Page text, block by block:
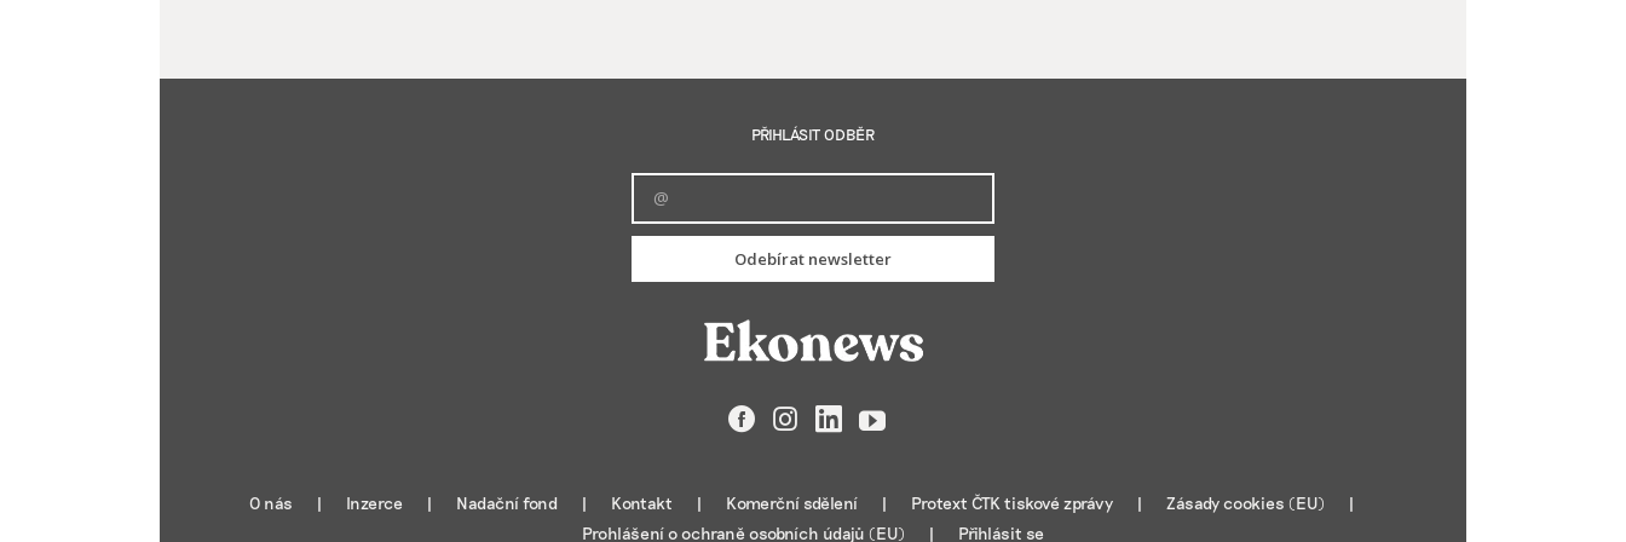
PŘIHLÁSIT ODBĚR
Odebírat newsletter
FacebookInstagramLinkedIn
YouTube
O nás Inzerce Nadační fond Kontakt Komerční sdělení Protext ČTK tiskové zprávy
Zásady cookies (EU)
Prohlášení o ochraně osobních údajů (EU)
Přihlásit se